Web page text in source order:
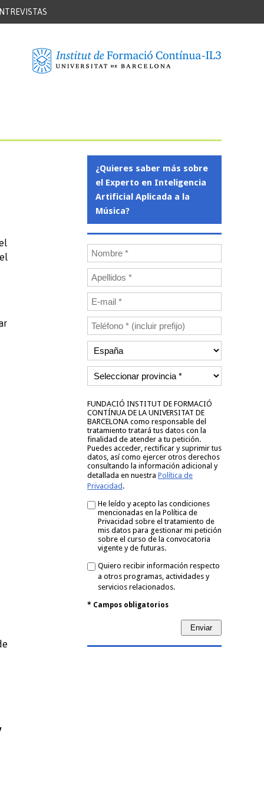
¿Quieres saber más sobre
el Experto en Inteligencia
Artificial Aplicada a la
Música?
FUNDACIÓ INSTITUT DE FORMACIÓ
CONTÍNUA DE LA UNIVERSITAT DE
BARCELONA como responsable del
tratamiento tratará tus datos con la
finalidad de atender a tu petición.
Puedes acceder, rectificar y suprimir tus
datos, así como ejercer otros derechos
consultando la información adicional y
detallada en nuestra Política de
Privacidad .
He leído y acepto las condiciones
mencionadas en la Política de
Privacidad sobre el tratamiento de
mis datos para gestionar mi petición
sobre el curso de la convocatoria
vigente y de futuras.
Quiero recibir información respecto
a otros programas, actividades y
servicios relacionados.
* Campos obligatorios
Enviar